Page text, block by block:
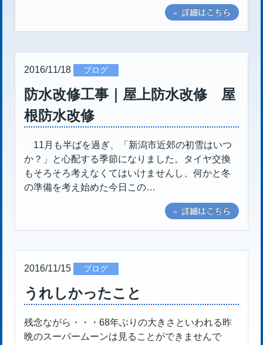
» 詳細はこちら
2016/11/18 ブログ
防水改修工事｜屋上防水改修 屋
根防水改修
11月も半ばを過ぎ、「新潟市近郊の初雪はいつ
か？」と心配する季節になりました。タイヤ交換
もそろそろ考えなくてはいけませんし、何かと冬
の準備を考え始めた今日この…
» 詳細はこちら
2016/11/15 ブログ
うれしかったこと
残念ながら・・・68年ぶりの大きさといわれる昨
晩のスーパームーンは見ることができませんで